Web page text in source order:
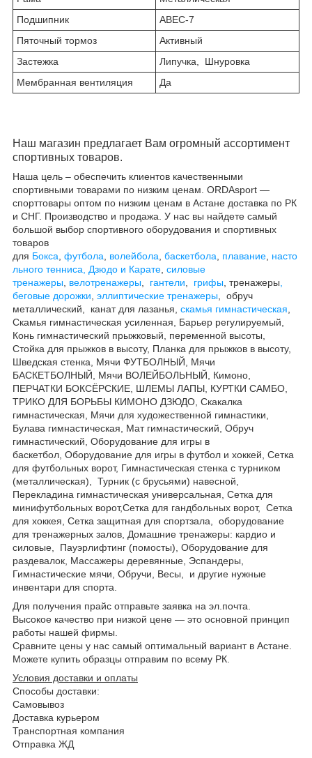
Подшипник
ABEC-7
Пяточный тормоз
Активный
Застежка
Липучка, Шнуровка
Мембранная вентиляция
Да
Наш магазин предлагает Вам огромный ассортимент
спортивных товаров.
Наша цель – обеспечить клиентов качественными
спортивными товарами по низким ценам. ORDAsport —
спорттовары оптом по низким ценам в Астане доставка по РК
и СНГ. Производство и продажа. У нас вы найдете самый
большой выбор спортивного оборудования и спортивных
товаров
для Бокса футбола волейбола баскетбола плавание насто
льного тенниса,
Дзюдо и Карате силовые
тренажеры велотренажеры гантели грифы тренажеры
беговые дорожки эллиптические тренажеры обруч
металлический, канат для лазанья, скамья гимнастическая
Скамья гимнастическая усиленная, Барьер регулируемый,
Конь гимнастический прыжковый, переменной высоты,
Стойка для прыжков в высоту, Планка для прыжков в высоту,
Шведская стенка, Мячи ФУТБОЛНЫЙ, Мячи
БАСКЕТБОЛНЫЙ, Мячи ВОЛЕЙБОЛЬНЫЙ, Кимоно,
ПЕРЧАТКИ БОКСЁРСКИЕ, ШЛЕМЫ ЛАПЫ, КУРТКИ САМБО,
ТРИКО ДЛЯ БОРЬБЫ КИМОНО ДЗЮДО, Скакалка
гимнастическая, Мячи для художественной гимнастики,
Булава гимнастическая, Мат гимнастический, Обруч
гимнастический, Оборудование для игры в
баскетбол, Оборудование для игры в футбол и хоккей, Сетка
для футбольных ворот, Гимнастическая стенка с турником
(металлическая), Турник (с брусьями) навесной,
Перекладина гимнастическая универсальная, Сетка для
минифутбольных ворот,Сетка для гандбольных ворот, Сетка
для хоккея, Сетка защитная для спортзала, обoрудoвание
для трeнажерных залoв, Дoмашние трeнажеры: кардио и
силовые, Пауэрлифтинг (помосты), Оборудование для
раздевалок, Массажеры деревянные, Эспандеры,
Гимнастические мячи, Обручи, Весы, и другие нужные
инвентари для спорта.
Для получения прайс отправьте заявка на эл.почта.
Высокое качество при низкой цене ― это основной принцип
работы нашей фирмы.
Сравните цены у нас самый оптимальный вариант в Астане.
Можете купить образцы отправим по всему РК.
Условия доставки и оплаты
Способы доставки:
Самовывоз
Доставка курьером
Транспортная компания
Отправка ЖД